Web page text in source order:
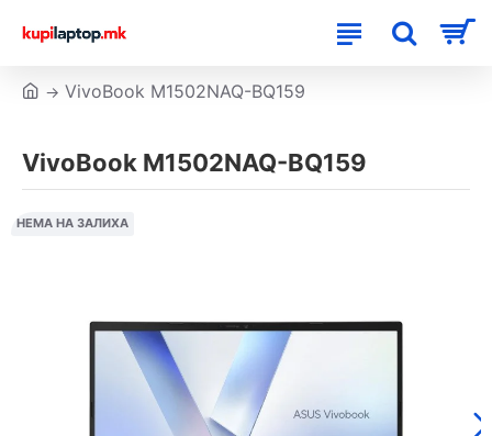
VivoBook M1502NAQ-BQ159
VivoBook M1502NAQ-BQ159
НЕМА НА ЗАЛИХА